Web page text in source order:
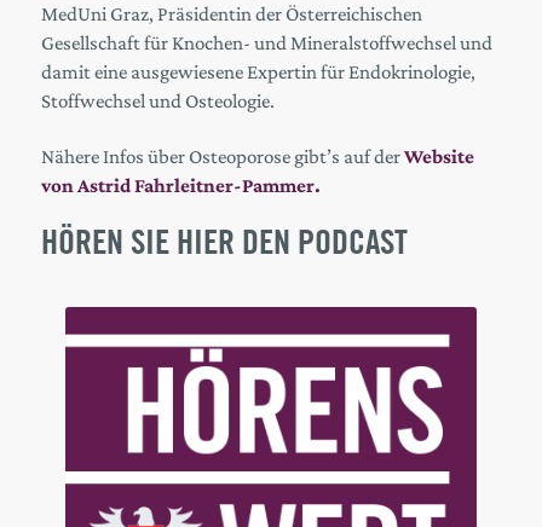
MedUni Graz, Präsidentin der Österreichischen
Gesellschaft für Knochen- und Mineralstoffwechsel und
damit eine ausgewiesene Expertin für Endokrinologie,
Stoffwechsel und Osteologie.
Nähere Infos über Osteoporose gibt’s auf derWebsite
von Astrid Fahrleitner-Pammer.
HÖREN SIE HIER DEN PODCAST
Player